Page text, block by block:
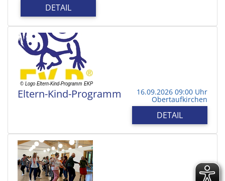
DETAIL
Eltern-Kind-Programm 16.09.2026 09:00 Uhr
Obertaufkirchen
DETAIL